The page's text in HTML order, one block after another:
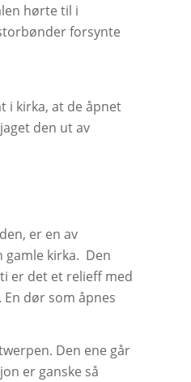
hørte til i
forsynte
i kirka, at de åpnet
den ut av
er en av
gamle kirka. Den
er det et relieff med
dør som åpnes
Den ene går
er ganske så